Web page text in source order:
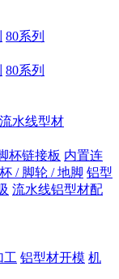
80系列
80系列
流水线型材
杯链接板 内置连
/ 脚轮 / 地脚 铝型
流水线铝型材配
工 铝型材开模 机